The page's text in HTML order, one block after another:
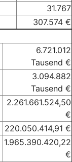
31.767
307.574 €
6.721.012
Tausend €
3.094.882
Tausend €
2.261.661.524,50
€
220.050.414,91 €
1.965.390.420,22
€